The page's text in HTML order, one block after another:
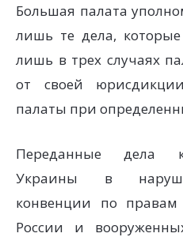
Большая палата
лишь те дела,
лишь в трех случаях
от своей
палаты при
Переданные дела
Украины в
конвенции по правам
России и